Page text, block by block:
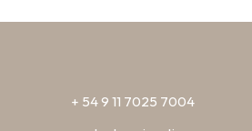
+ 54 9 11 7025 7004